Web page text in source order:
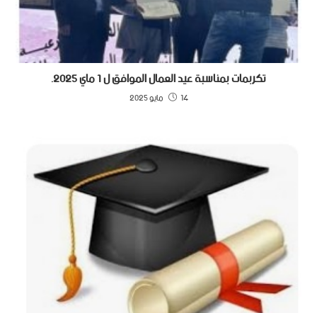
تكربمات بمناسبة عيد العمال الموافق ل 1 ماي 2025.
14 مايو 2025